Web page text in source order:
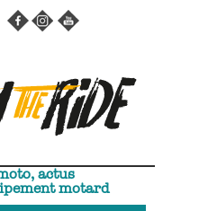
actus
motard